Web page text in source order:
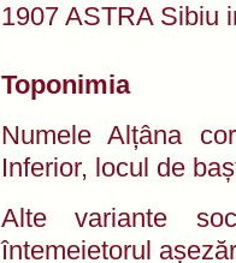
1907 ASTRA Sibiu
Toponimia
Numele Alțâna
Inferior, locul de
Alte variante
întemeietorul